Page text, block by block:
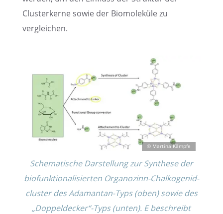
Cluster­kerne sowie der Biomo­le­küle zu
vergleichen.
Schema­ti­sche Darstel­lung zur Synthese der
biofunk­tio­na­li­sier­ten Organo­zinn-Chalko­ge­nid­
clus­ter des Adamantan-Typs (oben) sowie des
„Doppeldecker“-Typs (unten). E beschreibt